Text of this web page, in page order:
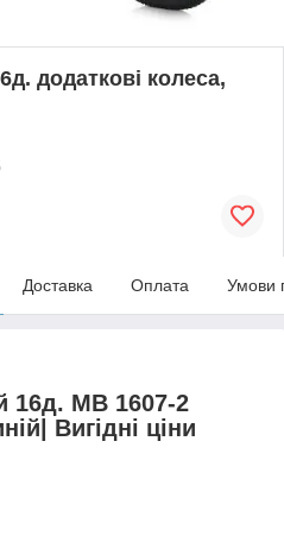
додаткові колеса,
Доставка Оплата Умови
16д. MB 1607-2
Вигідні ціни